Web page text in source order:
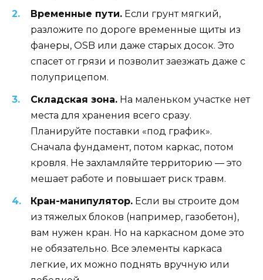
Временные пути. Если грунт мягкий,
разложите по дороге временные щиты из
фанеры, OSB или даже старых досок. Это
спасет от грязи и позволит заезжать даже с
полуприцепом.
Складская зона. На маленьком участке нет
места для хранения всего сразу.
Планируйте поставки «под график».
Сначала фундамент, потом каркас, потом
кровля. Не захламляйте территорию — это
мешает работе и повышает риск травм.
Кран-манипулятор. Если вы строите дом
из тяжелых блоков (например, газобетон),
вам нужен кран. Но на каркасном доме это
не обязательно. Все элементы каркаса
легкие, их можно поднять вручную или